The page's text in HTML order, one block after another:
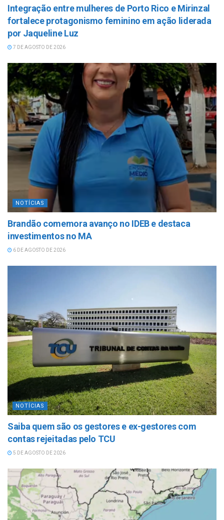
Integração entre mulheres de Porto Rico e Mirinzal
fortalece protagonismo feminino em ação liderada
por Jaqueline Luz
7 DE AGOSTO DE 2026
NOTÍCIAS
Brandão comemora avanço no IDEB e destaca
investimentos no MA
6 DE AGOSTO DE 2026
NOTÍCIAS
Saiba quem são os gestores e ex-gestores com
contas rejeitadas pelo TCU
5 DE AGOSTO DE 2026